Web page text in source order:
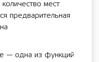
мест
предварительная
— одна из функций